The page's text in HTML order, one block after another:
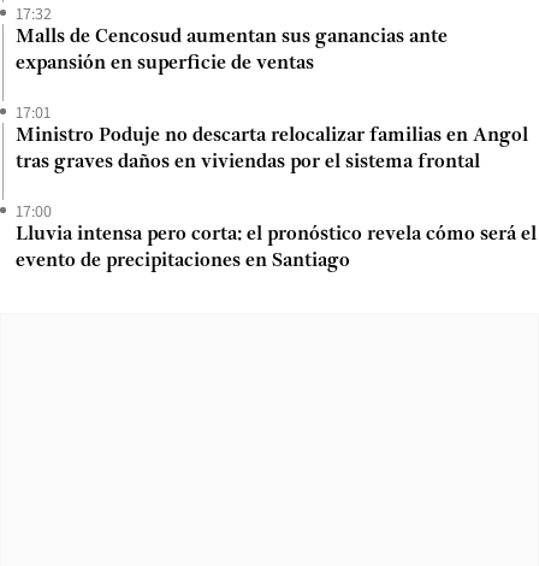
17:32
Malls de Cencosud aumentan sus ganancias ante
expansión en superficie de ventas
17:01
Ministro Poduje no descarta relocalizar familias en Angol
tras graves daños en viviendas por el sistema frontal
17:00
Lluvia intensa pero corta: el pronóstico revela cómo será el
evento de precipitaciones en Santiago